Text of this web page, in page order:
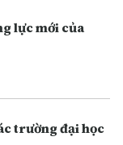
lực mới của
trường đại học